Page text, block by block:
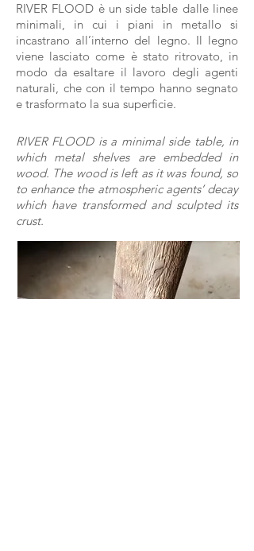
RIVER FLOOD è un side table dalle linee
minimali, in cui i piani in metallo si
incastrano all’interno del legno. Il legno
viene lasciato come è stato ritrovato, in
modo da esaltare il lavoro degli agenti
naturali, che con il tempo hanno segnato
e trasformato la sua superficie.
RIVER FLOOD is a minimal side table, in
which metal shelves are embedded in
wood. The wood is left as it was found, so
to enhance the atmospheric agents’ decay
which have transformed and sculpted its
crust.